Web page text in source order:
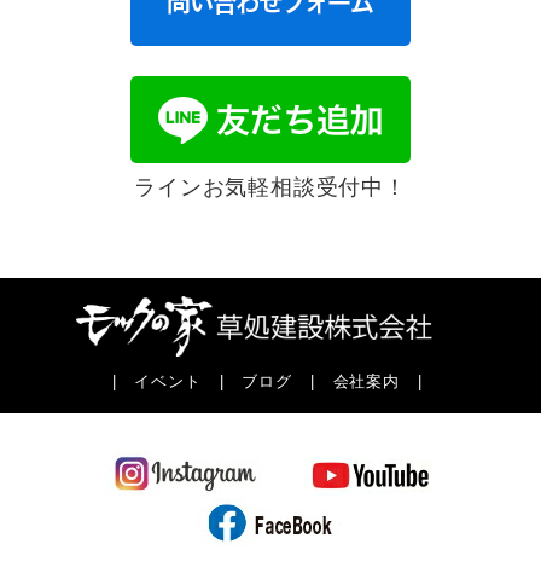
ラインお気軽相談受付中！
| イベント | ブログ | 会社案内 |